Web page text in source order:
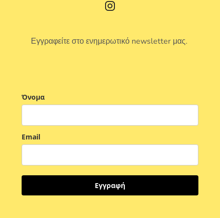
Εγγραφείτε στο ενημερωτικό newsletter μας.
Όνομα
Email
Εγγραφή